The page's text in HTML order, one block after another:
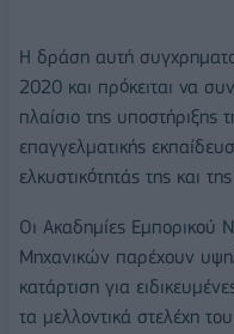
Η δράση αυτή
2020 και πρόκειται να
πλαίσιο της υποστήριξης
επαγγελματικής
ελκυστικότητάς της και
Οι Ακαδημίες Εμπορικού
Μηχανικών παρέχουν
κατάρτιση για
τα μελλοντικά στελέχη